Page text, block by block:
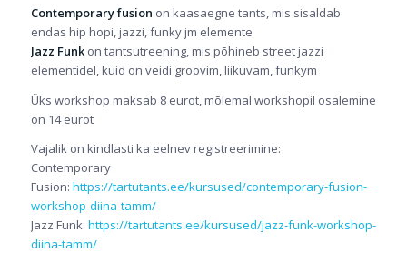
Contemporary fusion on kaasaegne tants, mis sisaldab
endas hip hopi, jazzi, funky jm elemente
Jazz Funkon tantsutreening, mis põhineb street jazzi
elementidel, kuid on veidi groovim, liikuvam, funkym
Üks workshop maksab 8 eurot, mõlemal workshopil osalemine
on 14 eurot
Vajalik on kindlasti ka eelnev registreerimine:
Contemporary
Fusion: https://tartutants.ee/kursused/contemporary-fusion-
workshop-diina-tamm/
Jazz Funk: https://tartutants.ee/kursused/jazz-funk-workshop-
diina-tamm/